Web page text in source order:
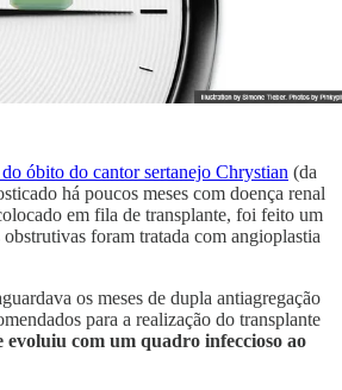
óbito do cantor sertanejo Chrystian (da
há poucos meses com doença renal
em fila de transplante, foi feito um
obstrutivas foram tratada com angioplastia
os meses de dupla antiagregação
para a realização do transplante
evoluiu com um quadro infeccioso ao